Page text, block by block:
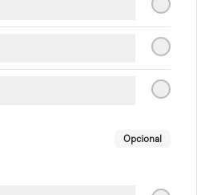
Opcional